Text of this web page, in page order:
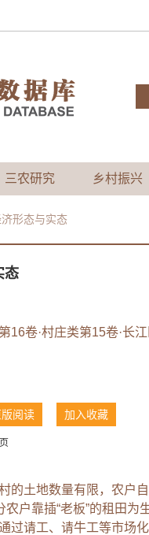
三农研究 乡村振兴
形态与实态
态
16卷·村庄类第15卷·长江
版阅读 加入收藏
的土地数量有限，农户
农户靠插“老板”的租田
过请工、请牛工等市场